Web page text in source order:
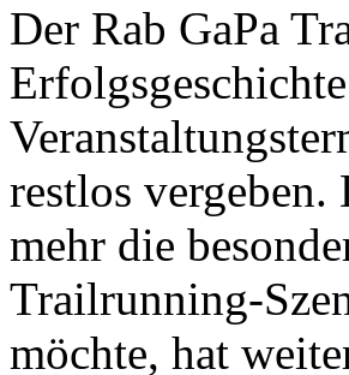
Der Rab GaPa
restlos
mehr die
Trailrunning-
möchte, hat